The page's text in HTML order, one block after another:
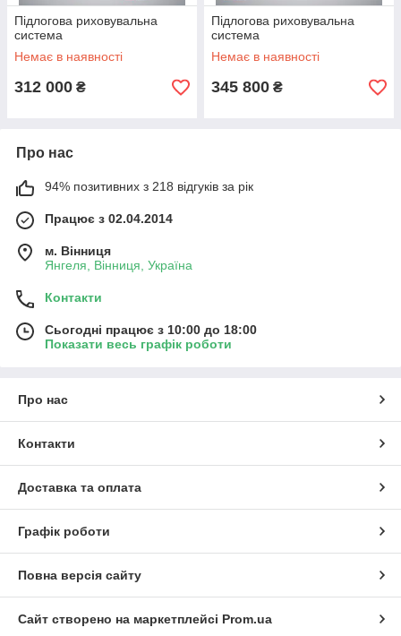
Підлогова риховувальна
система
Немає в наявності
312 000 ₴
Підлогова риховувальна
система
Немає в наявності
345 800 ₴
Про нас
94% позитивних з 218 відгуків за рік
Працює з 02.04.2014
м. Вінниця
Янгеля, Вінниця, Україна
Контакти
Сьогодні працює з 10:00 до 18:00
Показати весь графік роботи
Про нас
Контакти
Доставка та оплата
Графік роботи
Повна версія сайту
Сайт створено на маркетплейсі Prom.ua